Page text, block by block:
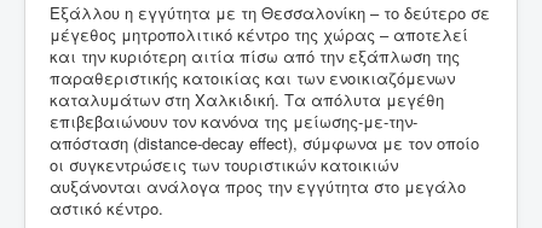
Εξάλλου η εγγύτητα με τη Θεσσαλονίκη – το δεύτερο σε
μέγεθος μητροπολιτικό κέντρο της χώρας – αποτελεί
και την κυριότερη αιτία πίσω από την εξάπλωση της
παραθεριστικής κατοικίας και των ενοικιαζόμενων
καταλυμάτων στη Χαλκιδική. Τα απόλυτα μεγέθη
επιβεβαιώνουν τον κανόνα της μείωσης-με-την-
απόσταση (distance-decay effect), σύμφωνα με τον οποίο
οι συγκεντρώσεις των τουριστικών κατοικιών
αυξάνονται ανάλογα προς την εγγύτητα στο μεγάλο
αστικό κέντρο.